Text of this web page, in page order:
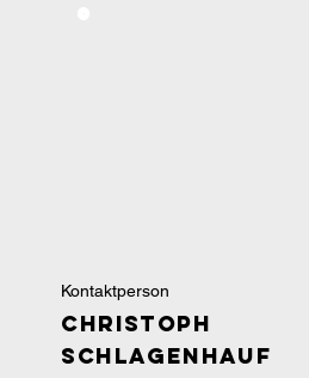
Kontaktperson
Christoph
Schlagenhauf